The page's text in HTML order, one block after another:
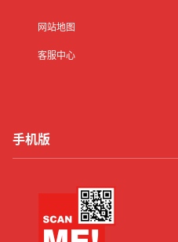
网站地图
客服中心
手机版